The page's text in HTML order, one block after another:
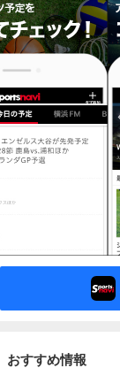
おすすめ情報